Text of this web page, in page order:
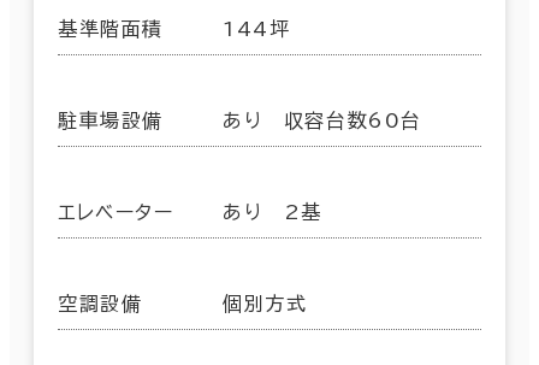
基準階面積 144坪
駐車場設備 あり 収容台数60台
エレベーター あり 2基
空調設備 個別方式